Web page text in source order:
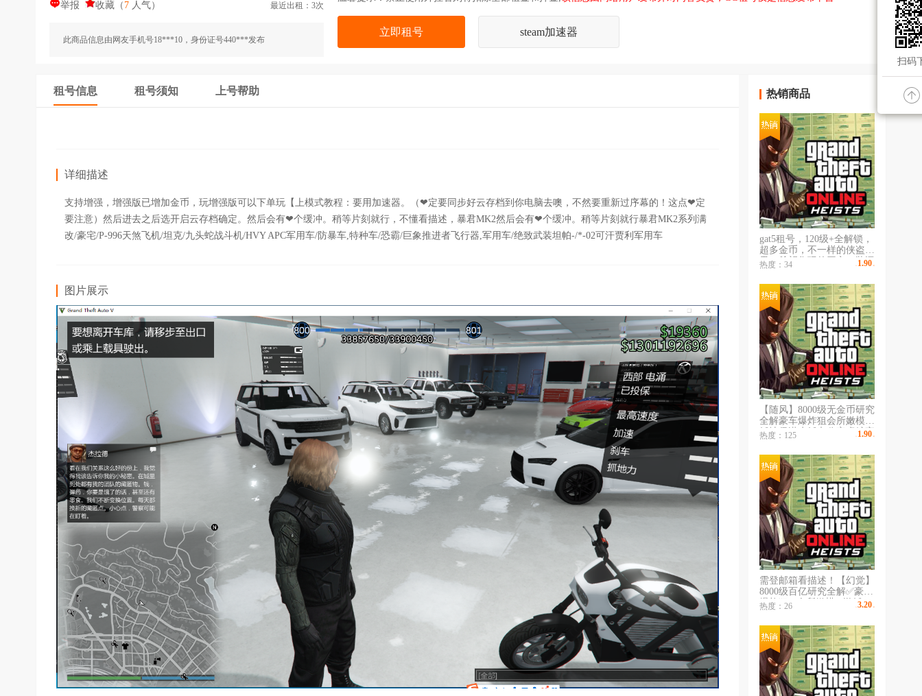
举报 收藏 （ 7 人气） 最近出租：3次
此商品信息由网友手机号18***10，身份证号440***发布
立即租号 steam加速器
租号信息 租号须知 上号帮助
详细描述
支持增强，增强版已增加金币，玩增强版可以下单玩【上模式教程：要用加速器。（❤定要同步好云存档到你电脑去噢，不然要重新过序幕的！这点❤定
要注意）然后进去之后选开启云存档确定。然后会有❤个缓冲。稍等片刻就行，不懂看描述，暴君MK2然后会有❤个缓冲。稍等片刻就行暴君MK2系列满
改/豪宅/P-996天煞飞机/坦克/九头蛇战斗机/HVY APC军用车/防暴车,特种车/恐霸/巨象推进者飞行器,军用车/绝致武装坦帕-/*-02可汗贾利军用车
图片展示
热销商品
gat5租号，120级+全解锁，
超多金币，不一样的侠盗世
界，希望您玩的开心，装逼
专属船车房枪.欢迎来到洛
圣都
热度：34 1.90
【随风】8000级无金币研究
全解豪车爆炸狙会所嫩模游
艇地堡潜水艇办公室虎鲸夜
总会游
热度：125 1.90
需登邮箱看描述！【幻觉】
8000级百亿研究全解✅豪车
爆炸狙✅会所嫩模✅游艇✅
地堡✅潜水艇✅全解锁✅恶
意投诉拉黑
热度：26 3.20
扫码